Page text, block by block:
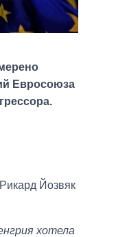
Евросоюза
Йозвяк
хотела